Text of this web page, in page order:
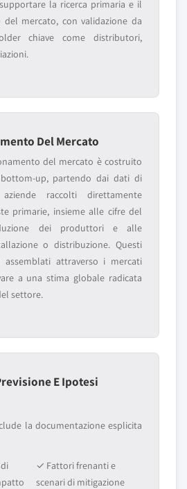
la ricerca primaria e il
del mercato, con validazione da
chiave come distributori,
Del Mercato
del mercato è costruito
up, partendo dai dati di
raccolti direttamente
primarie, insieme alle cifre del
dei produttori e alle
o distribuzione. Questi
attraverso i mercati
a una stima globale radicata
settore.
E Ipotesi
la documentazione esplicita
✓ Fattori frenanti e
scenari di mitigazione